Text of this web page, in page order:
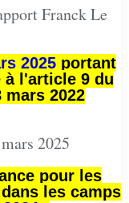
Franck Le
2025portant
à l'article 9 du
mars 2022
2025
pour les
les camps